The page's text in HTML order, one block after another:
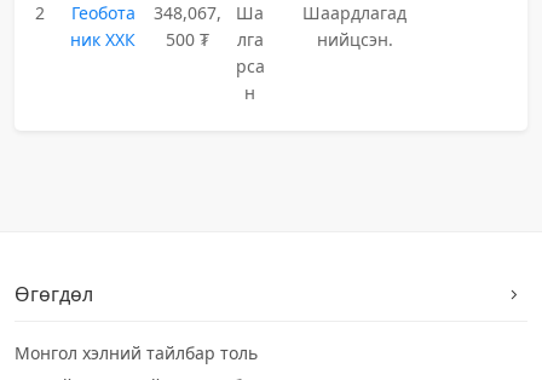
2
Геобота
ник ХХК
348,067,
500 ₮
Ша
лга
рса
н
Шаардлагад
нийцсэн.
Өгөгдөл
Монгол хэлний тайлбар толь